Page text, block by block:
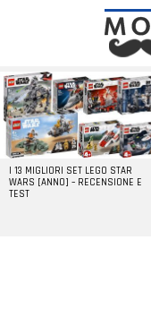
LATEST
STORIES
I 13 MIGLIORI SET LEGO STAR
WARS [ANNO] – RECENSIONE E
TEST